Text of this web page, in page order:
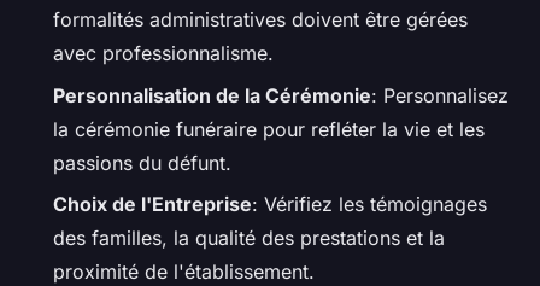
formalités administratives doivent être gérées
avec professionnalisme.
Personnalisation de la Cérémonie: Personnalisez
la cérémonie funéraire pour refléter la vie et les
passions du défunt.
Choix de l'Entreprise: Vérifiez les témoignages
des familles, la qualité des prestations et la
proximité de l'établissement.